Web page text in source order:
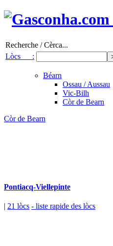
Recherche / Cèrca...
Lòcs :
Béarn
Ossau / Aussau
Vic-Bilh
Còr de Bearn
Còr de Bearn
Pontiacq-Viellepinte
| 21 lòcs - liste rapide des lòcs